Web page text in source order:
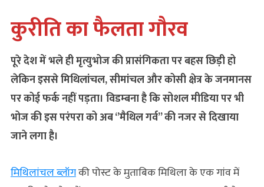
कुरीति का फैलता गौरव
पूरे देश में भले ही मृत्युभोज की प्रासंगिकता पर बहस छिड़ी हो
लेकिन इससे मिथिलांचल, सीमांचल और कोसी क्षेत्र के जनमानस
पर कोई फर्क नहीं पड़ता। विडम्‍बना है कि सोशल मीडिया पर भी
भोज की इस परंपरा को अब ‘’मैथिल गर्व’’ की नजर से दिखाया
जाने लगा है।
मिथिलांचल ब्लॉगकी पोस्ट के मुताबिक मिथिला के एक गांव में